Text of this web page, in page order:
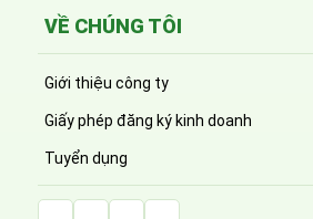
VỀ CHÚNG TÔI
Giới thiệu công ty
Giấy phép đăng ký kinh doanh
Tuyển dụng